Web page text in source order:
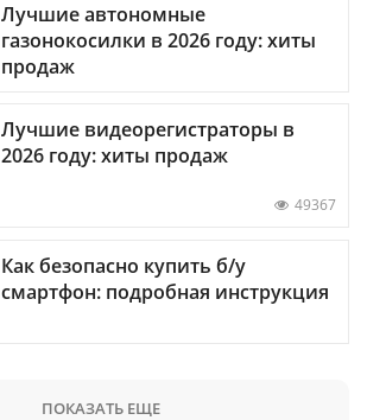
Лучшие автономные
газонокосилки в 2026 году: хиты
продаж
Лучшие видеорегистраторы в
2026 году: хиты продаж
49367
Как безопасно купить б/у
смартфон: подробная инструкция
ПОКАЗАТЬ ЕЩЕ